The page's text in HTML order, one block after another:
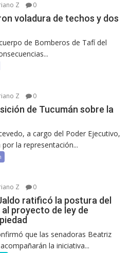
Z 0
voladura de techos y dos
de Bomberos de Tafí del
Z 0
de Tucumán sobre la
a cargo del Poder Ejecutivo,
la representación...
Z 0
ratificó la postura del
proyecto de ley de
que las senadoras Beatriz
la iniciativa...